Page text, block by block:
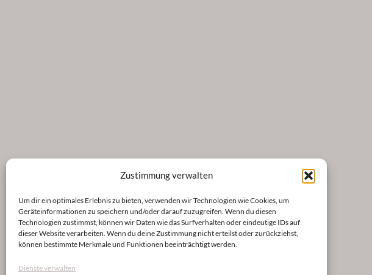
Zustimmung verwalten
Um dir ein optimales Erlebnis zu bieten, verwenden wir Technologien wie Cookies, um
Geräteinformationen zu speichern und/oder darauf zuzugreifen. Wenn du diesen
Technologien zustimmst, können wir Daten wie das Surfverhalten oder eindeutige IDs auf
dieser Website verarbeiten. Wenn du deine Zustimmung nicht erteilst oder zurückziehst,
können bestimmte Merkmale und Funktionen beeinträchtigt werden.
Dienste verwalten